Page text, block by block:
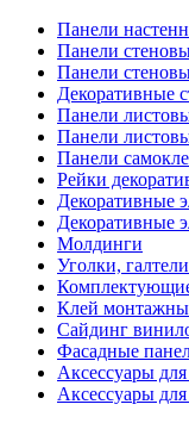
Панели
Панели
Панели
Декоративные
Панели
Панели
Панели
Рейки
Декоративные
Декоративные
Молдинги
Уголки,
Клей
Сайдинг
Фасадные
Аксессуары
Аксессуары